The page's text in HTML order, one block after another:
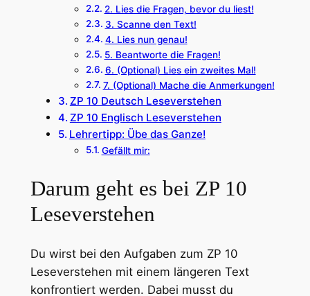
2. Lies die Fragen, bevor du liest!
3. Scanne den Text!
4. Lies nun genau!
5. Beantworte die Fragen!
6. (Optional) Lies ein zweites Mal!
7. (Optional) Mache die Anmerkungen!
ZP 10 Deutsch Leseverstehen
ZP 10 Englisch Leseverstehen
Lehrertipp: Übe das Ganze!
Gefällt mir:
Darum geht es bei ZP 10
Leseverstehen
Du wirst bei den Aufgaben zum ZP 10
Leseverstehen mit einem längeren Text
konfrontiert werden. Dabei musst du